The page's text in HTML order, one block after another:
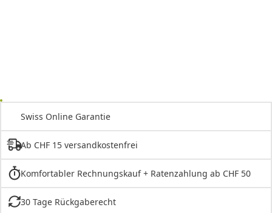
Swiss Online Garantie
Ab CHF 15 versandkostenfrei
Komfortabler Rechnungskauf + Ratenzahlung ab CHF 50
30 Tage Rückgaberecht